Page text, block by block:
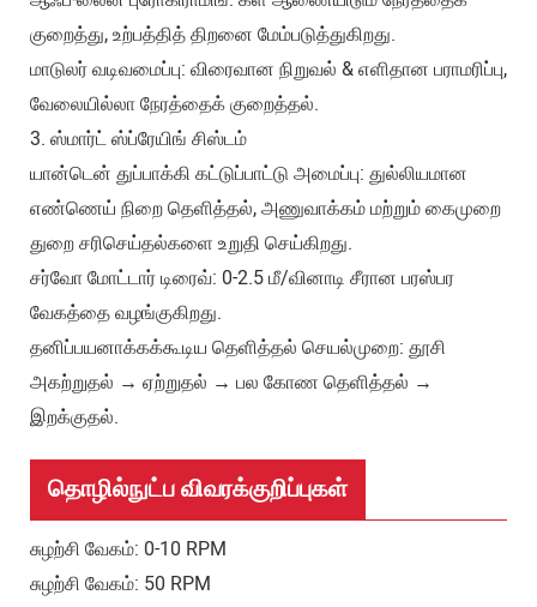
குறைத்து, உற்பத்தித் திறனை மேம்படுத்துகிறது.
மாடுலர் வடிவமைப்பு: விரைவான நிறுவல் & எளிதான பராமரிப்பு,
வேலையில்லா நேரத்தைக் குறைத்தல்.
3. ஸ்மார்ட் ஸ்ப்ரேயிங் சிஸ்டம்
யான்டென் துப்பாக்கி கட்டுப்பாட்டு அமைப்பு: துல்லியமான
எண்ணெய் நிறை தெளித்தல், அணுவாக்கம் மற்றும் கைமுறை
துறை சரிசெய்தல்களை உறுதி செய்கிறது.
சர்வோ மோட்டார் டிரைவ்: 0-2.5 மீ/வினாடி சீரான பரஸ்பர
வேகத்தை வழங்குகிறது.
தனிப்பயனாக்கக்கூடிய தெளித்தல் செயல்முறை: தூசி
அகற்றுதல் → ஏற்றுதல் → பல கோண தெளித்தல் →
இறக்குதல்.
தொழில்நுட்ப விவரக்குறிப்புகள்
சுழற்சி வேகம்: 0-10 RPM
சுழற்சி வேகம்: 50 RPM